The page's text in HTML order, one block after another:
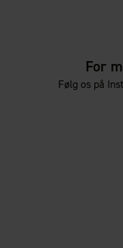
For
Følg os på